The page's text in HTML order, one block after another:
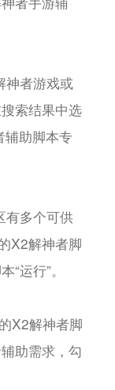
神者游戏或
索结果中选
辅助脚本专
有多个可供
X2解神者脚
运行”。
X2解神者脚
助需求，勾